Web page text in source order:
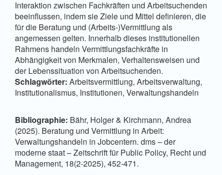
Interaktion zwischen Fachkräften und Arbeitsuchenden
beeinflussen, indem sie Ziele und Mittel definieren, die
für die Beratung und (Arbeits-)Vermittlung als
angemessen gelten. Innerhalb dieses institutionellen
Rahmens handeln Vermittlungsfachkräfte in
Abhängigkeit von Merkmalen, Verhaltensweisen und
der Lebenssituation von Arbeitsuchenden.
Schlagwörter: Arbeitsvermittlung, Arbeitsverwaltung,
Institutionalismus, Institutionen, Verwaltungshandeln
Bibliographie: Bähr, Holger & Kirchmann, Andrea
(2025). Beratung und Vermittlung in Arbeit:
Verwaltungshandeln in Jobcentern. dms – der
moderne staat – Zeitschrift für Public Policy, Recht und
Management, 18(2-2025), 452-471.